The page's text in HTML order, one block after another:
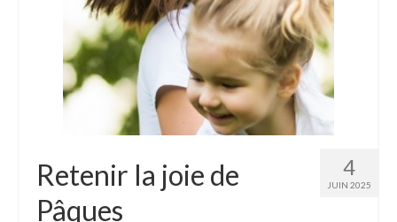
4
JUIN 2025
Retenir la joie de
Pâques